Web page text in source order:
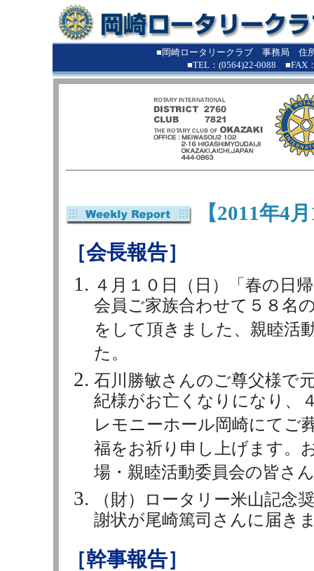
■岡崎ロータリークラブ 事務局 住
■TEL：(0564)22-0088 ■FAX
【2011年4
［会長報告］
４月１０日（日）「春の日
会員ご家族合わせて５８名
をして頂きました、親睦活
た。
石川勝敏さんのご尊父様で
紀様がお亡くなりになり、
レモニーホール岡崎にてご
福をお祈り申し上げます。
場・親睦活動委員会の皆さ
（財）ロータリー米山記念
謝状が尾崎篤司さんに届き
［幹事報告］